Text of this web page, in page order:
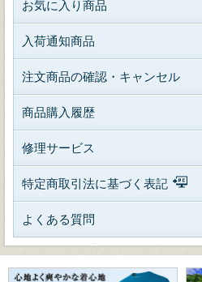
お気に入り商品
入荷通知商品
注文商品の確認・キャンセル
商品購入履歴
修理サービス
特定商取引法に基づく表記
よくある質問